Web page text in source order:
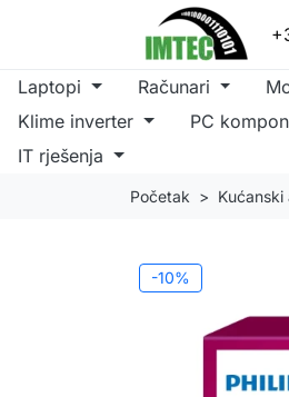
Laptopi Računari
Klime inverter
PC
IT rješenja
Početak Kućanski
-10%